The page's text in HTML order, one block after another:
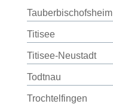
Tauberbischofsheim
Titisee
Titisee-Neustadt
Todtnau
Trochtelfingen